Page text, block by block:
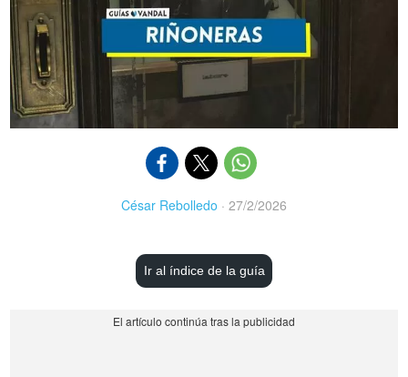
César Rebolledo · 27/2/2026
Ir al índice de la guía